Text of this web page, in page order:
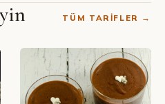
TÜM TARIFLER →